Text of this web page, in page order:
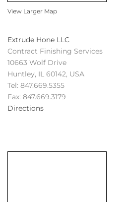
View Larger Map
Extrude Hone LLC
Contract Finishing Services
10663 Wolf Drive
Huntley, IL 60142, USA
Tel: 847.669.5355
Fax: 847.669.3179
Directions